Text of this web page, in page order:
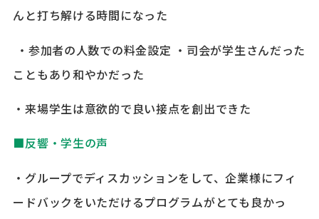
んと打ち解ける時間になった
・参加者の人数での料金設定 ・司会が学生さんだった
こともあり和やかだった
・来場学生は意欲的で良い接点を創出できた
■反響・学生の声
・グループでディスカッションをして、企業様にフィ
ードバックをいただけるプログラムがとても良かっ